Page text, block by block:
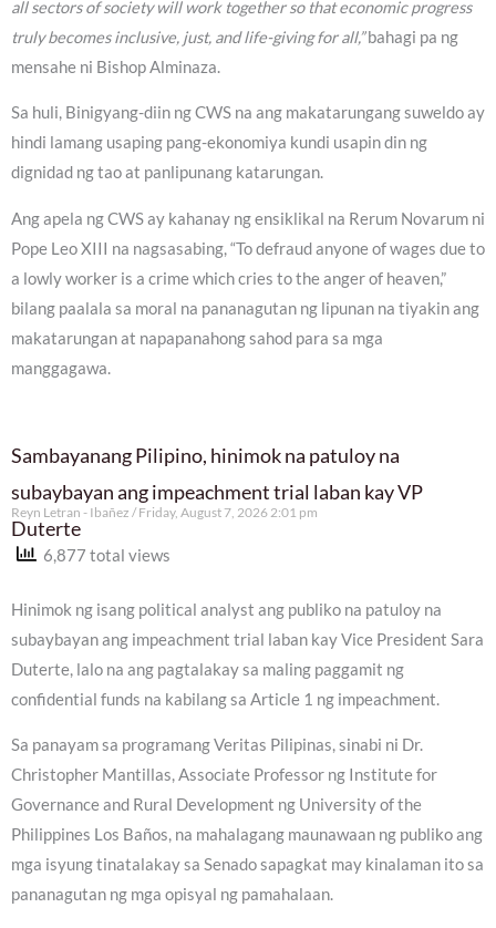
all sectors of society will work together so that economic progress
truly becomes inclusive, just, and life-giving for all,”bahagi pa ng
mensahe ni Bishop Alminaza.
Sa huli, Binigyang-diin ng CWS na ang makatarungang suweldo ay
hindi lamang usaping pang-ekonomiya kundi usapin din ng
dignidad ng tao at panlipunang katarungan.
Ang apela ng CWS ay kahanay ng ensiklikal na Rerum Novarum ni
Pope Leo XIII na nagsasabing, “To defraud anyone of wages due to
a lowly worker is a crime which cries to the anger of heaven,”
bilang paalala sa moral na pananagutan ng lipunan na tiyakin ang
makatarungan at napapanahong sahod para sa mga
manggagawa.
Sambayanang Pilipino, hinimok na patuloy na
subaybayan ang impeachment trial laban kay VP
Duterte
Reyn Letran - Ibañez Friday, August 7, 2026 2:01 pm
6,877 total views
Hinimok ng isang political analyst ang publiko na patuloy na
subaybayan ang impeachment trial laban kay Vice President Sara
Duterte, lalo na ang pagtalakay sa maling paggamit ng
confidential funds na kabilang sa Article 1 ng impeachment.
Sa panayam sa programang Veritas Pilipinas, sinabi ni Dr.
Christopher Mantillas, Associate Professor ng Institute for
Governance and Rural Development ng University of the
Philippines Los Baños, na mahalagang maunawaan ng publiko ang
mga isyung tinatalakay sa Senado sapagkat may kinalaman ito sa
pananagutan ng mga opisyal ng pamahalaan.